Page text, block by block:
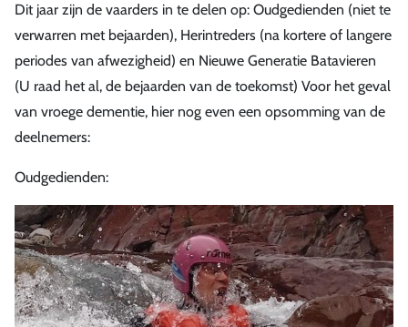
Dit jaar zijn de vaarders in te delen op: Oudgedienden (niet te
verwarren met bejaarden), Herintreders (na kortere of langere
periodes van afwezigheid) en Nieuwe Generatie Batavieren
(U raad het al, de bejaarden van de toekomst) Voor het geval
van vroege dementie, hier nog even een opsomming van de
deelnemers:
Oudgedienden: